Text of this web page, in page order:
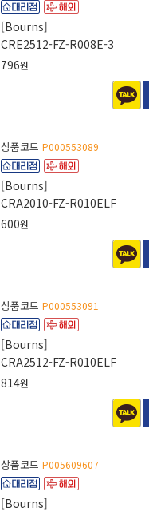
[Bourns]
CRE2512-FZ-R008E-3
796원
상품코드 P000553089
[Bourns]
CRA2010-FZ-R010ELF
600원
상품코드 P000553091
[Bourns]
CRA2512-FZ-R010ELF
814원
상품코드 P005609607
[Bourns]